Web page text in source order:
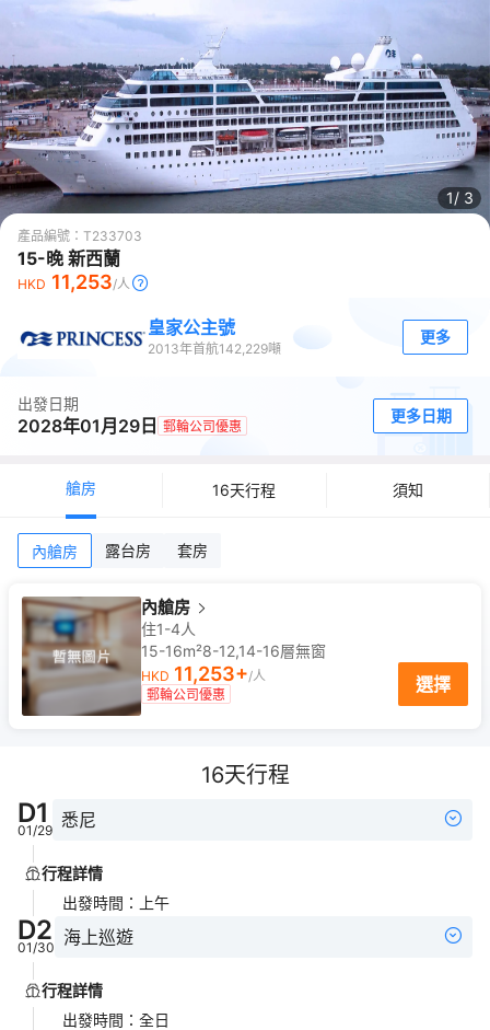
1/ 3
產品編號： T233703
15-晚 新西蘭
HKD 11,253/人
皇家公主號
2013年首航142,229噸
更多
出發日期
2028年01月29日 郵輪公司優惠
更多日期
艙房 16天行程 須知
內艙房 露台房 套房
內艙房
住1-4人
15-16m²8-12,14-16層無窗
HKD 11,253+/人
郵輪公司優惠
選擇
16天行程
D1
01/29 悉尼
行程詳情
出發時間 ： 上午
D2
01/30 海上巡遊
行程詳情
出發時間 ： 全日